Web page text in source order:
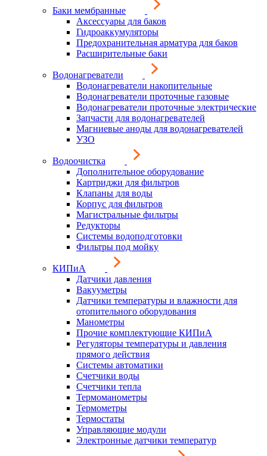
Баки мембранные
Аксессуары для баков
Гидроаккумуляторы
Предохранительная арматура для баков
Расширительные баки
Водонагреватели
Водонагреватели накопительные
Водонагреватели проточные газовые
Водонагреватели проточные электрические
Запчасти для водонагревателей
Магниевые аноды для водонагревателей
УЗО
Водоочистка
Дополнительное оборудование
Картриджи для фильтров
Клапаны для воды
Корпус для фильтров
Магистральные фильтры
Редукторы
Системы водоподготовки
Фильтры под мойку
КИПиА
Датчики давления
Вакууметры
Датчики температуры и влажности для
отопительного оборудования
Манометры
Прочие комплектующие КИПиА
Регуляторы температуры и давления
прямого действия
Системы автоматики
Счетчики воды
Счетчики тепла
Термоманометры
Термометры
Термостаты
Управляющие модули
Электронные датчики температур